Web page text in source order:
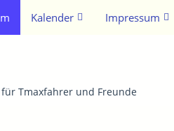
Kalender Impressum
für Tmaxfahrer und Freunde